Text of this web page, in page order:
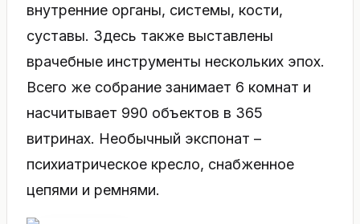
внутренние органы, системы, кости,
суставы. Здесь также выставлены
врачебные инструменты нескольких эпох.
Всего же собрание занимает 6 комнат и
насчитывает 990 объектов в 365
витринах. Необычный экспонат –
психиатрическое кресло, снабженное
цепями и ремнями.